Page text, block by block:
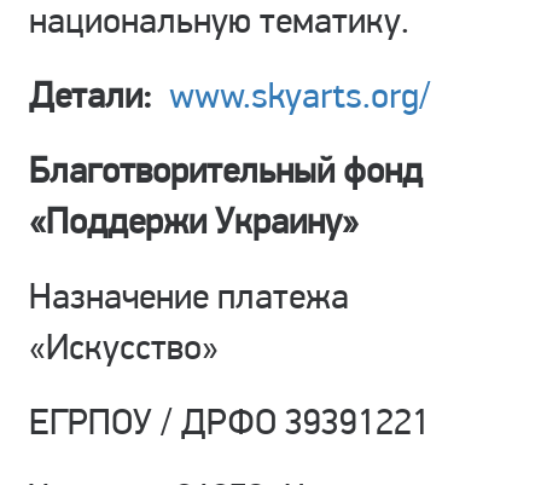
национальную тематику.
Детали: www.skyarts.org/
Благотворительный фонд
«Поддержи Украину»
Назначение платежа
«Искусство»
ЕГРПОУ / ДРФО 39391221